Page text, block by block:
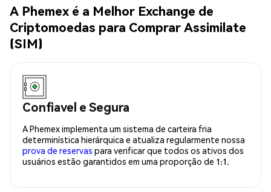
A Phemex é a Melhor Exchange de
Criptomoedas para Comprar Assimilate
(SIM)
Confiavel e Segura
A Phemex implementa um sistema de carteira fria
determinística hierárquica e atualiza regularmente nossa
prova de reservas para verificar que todos os ativos dos
usuários estão garantidos em uma proporção de 1:1.